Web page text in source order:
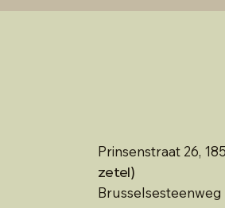
Prinsenstraat 26,
zetel)
Brusselsesteenweg